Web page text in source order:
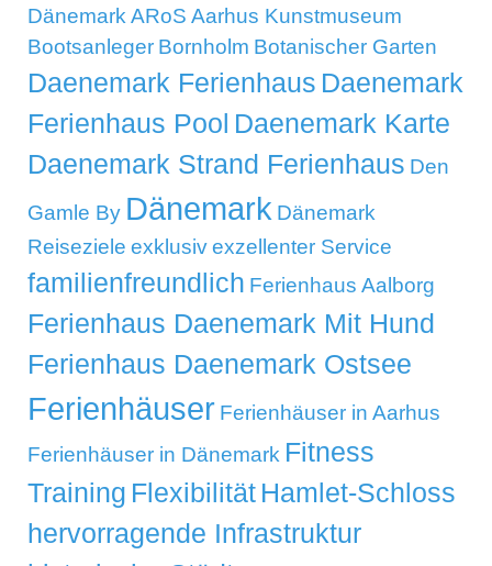
Dänemark ARoS Aarhus Kunstmuseum
Bootsanleger Bornholm Botanischer Garten
Daenemark Ferienhaus Daenemark
Ferienhaus Pool Daenemark Karte
Daenemark Strand Ferienhaus Den
Gamle By Dänemark Dänemark
Reiseziele exklusivexzellenter Service
familienfreundlich Ferienhaus Aalborg
Ferienhaus Daenemark Mit Hund
Ferienhaus Daenemark Ostsee
Ferienhäuser Ferienhäuser in Aarhus
Ferienhäuser in Dänemark Fitness
Training Flexibilität Hamlet-Schloss
hervorragende Infrastruktur